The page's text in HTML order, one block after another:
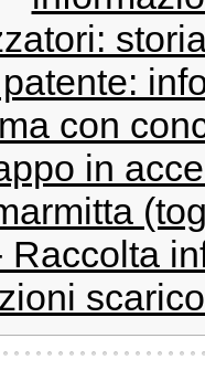
con
in
Raccolta